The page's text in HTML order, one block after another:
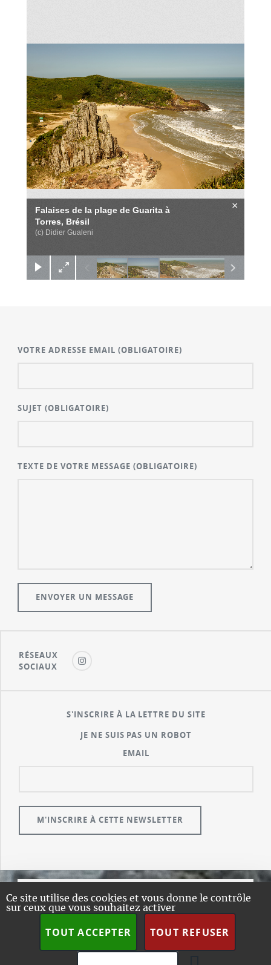
Ce site utilise des cookies et vous donne le contrôle
sur ceux que vous souhaitez activer
TOUT ACCEPTER TOUT REFUSER
Falaises de la plage de Guarita à
Torres, Brésil
(c) Didier Gualeni
×
VOTRE ADRESSE EMAIL(OBLIGATOIRE)
SUJET(OBLIGATOIRE)
TEXTE DE VOTRE MESSAGE(OBLIGATOIRE)
RÉSEAUX
SOCIAUX
S'INSCRIRE À LA LETTRE DU SITE
JE NE SUIS PAS UN ROBOT
EMAIL
© GUALENI.COM
A PROPOS
PLAN DU SITE